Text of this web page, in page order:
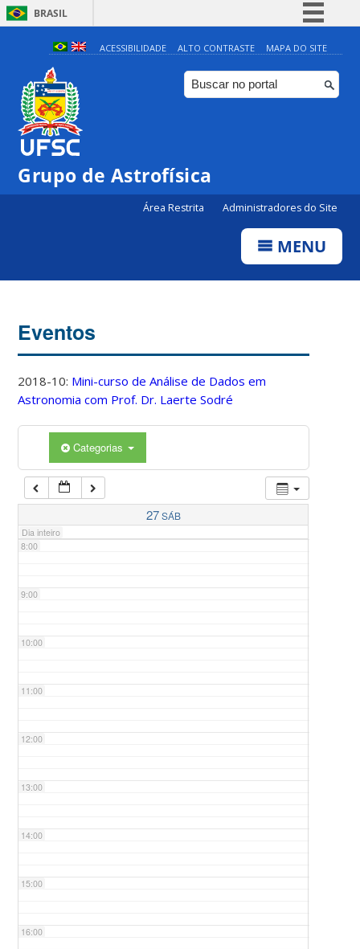
BRASIL
Simplifique!
Comunica BR
Participe
ACESSIBILIDADE ALTO CONTRASTE MAPA DO SITE
Grupo de Astrofísica
Área Restrita Administradores do Site
MENU
Eventos
2018-10: Mini-curso de Análise de Dados em
Astronomia com Prof. Dr. Laerte Sodré
Categorias
27SÁB
Dia inteiro
4:00
5:00
7:00
8:00
9:00
10:00
11:00
12:00
13:00
14:00
15:00
16:00